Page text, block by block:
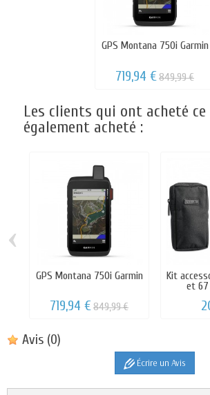
GPS Montana 750i Garmin
719,94 €849,99 €
Les clients qui ont acheté
également acheté :
GPS Montana 750i Garmin
719,94 €849,99 €
Kit
et 67
‹
Avis (0)
Écrire un Avis